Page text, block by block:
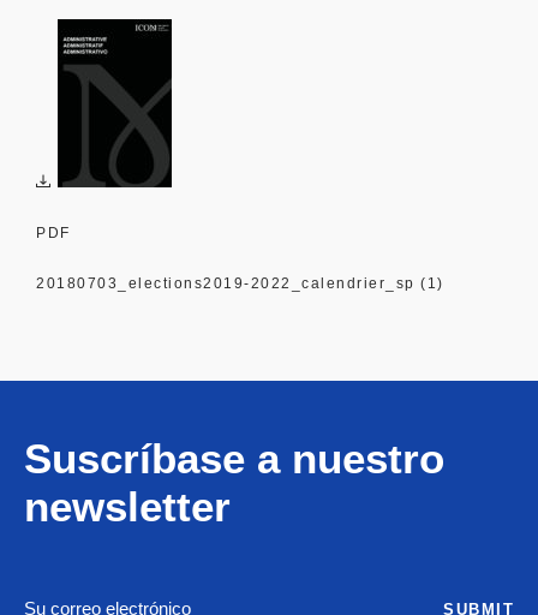
PDF
20180703_elections2019-2022_calendrier_sp (1)
Suscríbase a nuestro
newsletter
SUBMIT